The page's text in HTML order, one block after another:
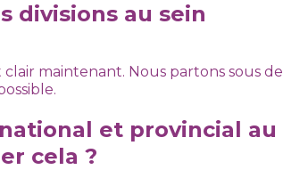
divisions au sein
maintenant. Nous partons sous de
et provincial au
cela ?